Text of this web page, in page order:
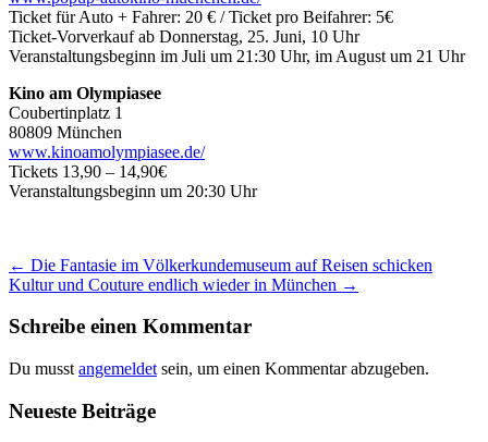
Ticket für Auto + Fahrer: 20 € / Ticket pro Beifahrer: 5€
Ticket-Vorverkauf ab Donnerstag, 25. Juni, 10 Uhr
Veranstaltungsbeginn im Juli um 21:30 Uhr, im August um 21 Uhr
Kino am Olympiasee
Coubertinplatz 1
80809 München
www.kinoamolympiasee.de/
Tickets 13,90 – 14,90€
Veranstaltungsbeginn um 20:30 Uhr
Beitrags-
Navigation
← Die Fantasie im Völkerkundemuseum auf Reisen schicken
Kultur und Couture endlich wieder in München →
Schreibe einen Kommentar
Du musst angemeldet sein, um einen Kommentar abzugeben.
Neueste Beiträge